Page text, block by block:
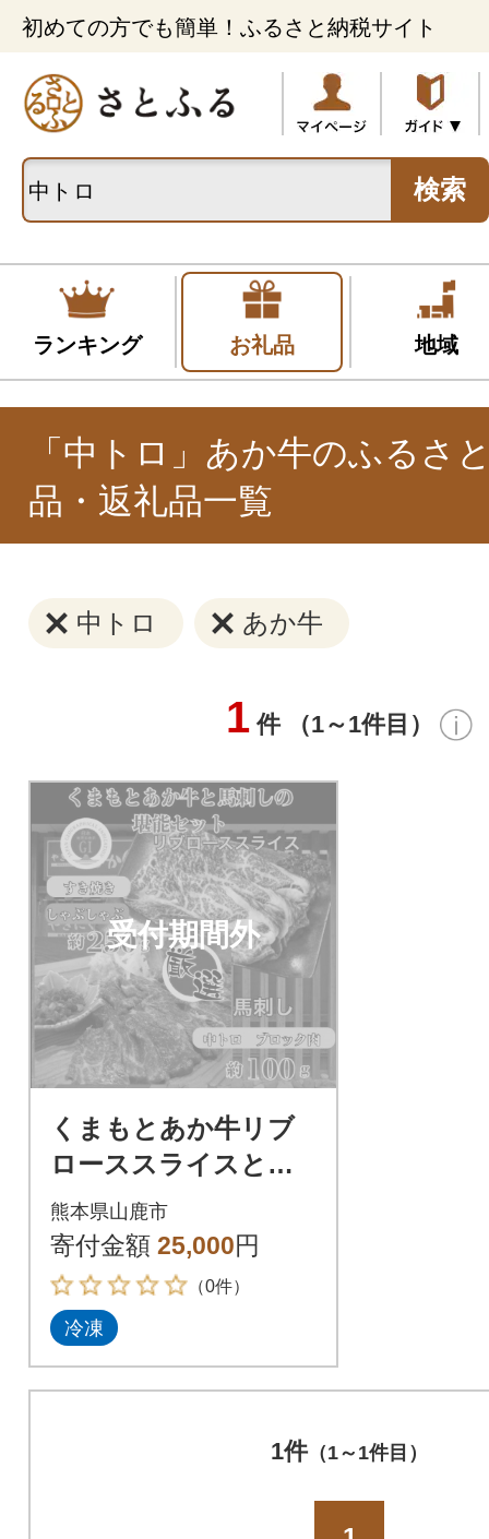
初めての方でも簡単！ふるさと納税サイト
検索
ランキング お礼品 地域
「中トロ」あか牛のふるさ
品・返礼品一覧
中トロ あか牛
1 件 （1～1件目）
受付期間外
くまもとあか牛リブ
ローススライスと厳
選馬刺しの堪能セッ
ト
熊本県山鹿市
寄付金額 25,000円
（0件）
冷凍
1件（1～1件目）